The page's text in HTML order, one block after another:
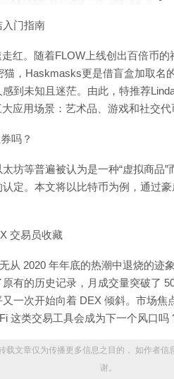
入门指南
红。随着FLOW上线创出百倍币
，Haskmasks更是借盲盒加取名
到未知且迷茫。由此，特推荐
应用场景：艺术品、游戏和社交
吗？
坊等普遍被认为是一种“虚拟商品
定。本文将以比特币为例，通过
交易员收藏
从 2020 年年底的热潮中退烧的迹
有的历史记录，月成交量突破了
一次开始向着 DEX 倾斜。市场焦
这类交易工具会成为下一个风口吗
载文章仅为传播更多信息之目的， 如作者
谢。